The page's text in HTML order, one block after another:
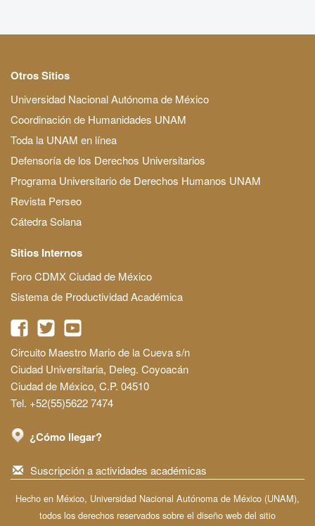
Otros Sitios
Universidad Nacional Autónoma de México
Coordinación de Humanidades UNAM
Toda la UNAM en línea
Defensoría de los Derechos Universitarios
Programa Universitario de Derechos Humanos UNAM
Revista Perseo
Cátedra Solana
Sitios Internos
Foro CDMX Ciudad de México
Sistema de Productividad Académica
Circuito Maestro Mario de la Cueva s/n
Ciudad Universitaria, Deleg. Coyoacán
Ciudad de México, C.P. 04510
Tel. +52(55)5622 7474
¿Cómo llegar?
Suscripción a actividades académicas
Hecho en México, Universidad Nacional Autónoma de México (UNAM),
todos los derechos reservados sobre el diseño web del sitio